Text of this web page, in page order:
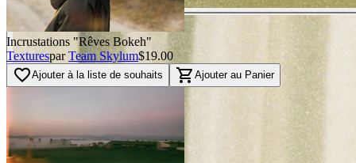
Incrustations "Rêves Bokeh"
Texturespar Team Skylum$19.00
favorite_borderAjouter à la liste de souhaits shopping_cart Ajouter au Panier